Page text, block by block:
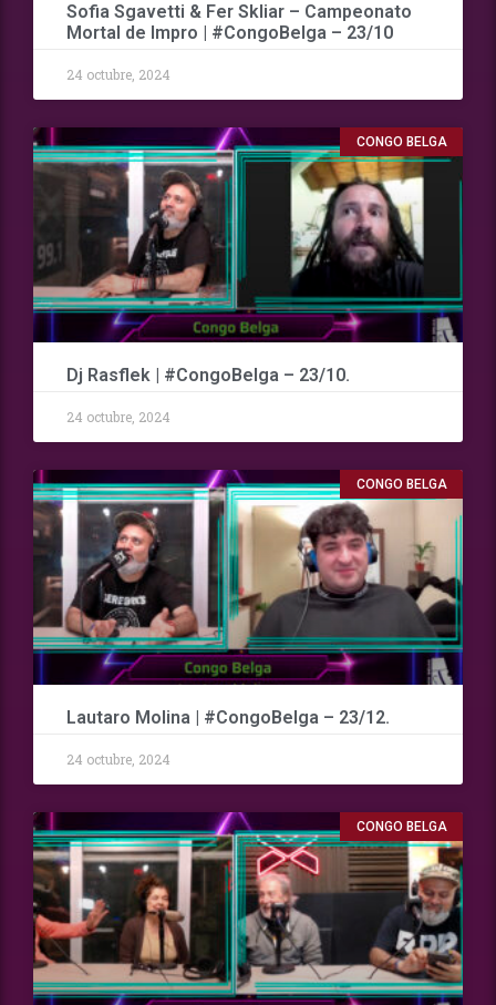
Sofia Sgavetti & Fer Skliar – Campeonato
Mortal de Impro | #CongoBelga – 23/10
24 octubre, 2024
CONGO BELGA
Dj Rasflek | #CongoBelga – 23/10.
24 octubre, 2024
CONGO BELGA
Lautaro Molina | #CongoBelga – 23/12.
24 octubre, 2024
CONGO BELGA